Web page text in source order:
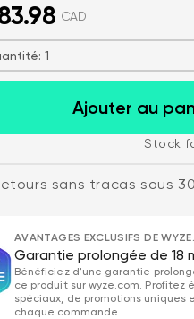
CAD
1
Ajouter au
Stock
sans tracas sous
AVANTAGES EXCLUSIFS DE
Garantie prolongée de 18
Bénéficiez d'une garantie
ce produit sur wyze.com. Profitez
spéciaux, de promotions uniques
chaque commande